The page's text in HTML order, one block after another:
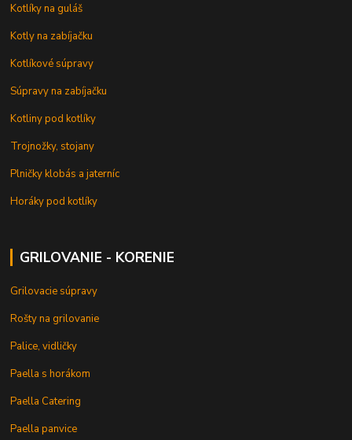
Kotlíky na guláš
Kotly na zabíjačku
Kotlíkové súpravy
Súpravy na zabíjačku
Kotliny pod kotlíky
Trojnožky, stojany
Plničky klobás a jaterníc
Horáky pod kotlíky
GRILOVANIE - KORENIE
Grilovacie súpravy
Rošty na grilovanie
Palice, vidličky
Paella s horákom
Paella Catering
Paella panvice